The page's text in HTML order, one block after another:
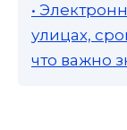
•
улицах,
что важно